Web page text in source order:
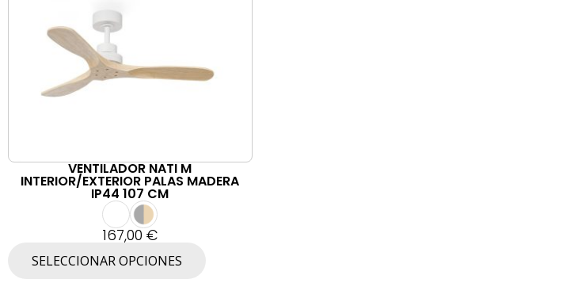
VENTILADOR NATI M
INTERIOR/EXTERIOR PALAS MADERA
IP44 107 CM
167,00€
SELECCIONAR OPCIONES